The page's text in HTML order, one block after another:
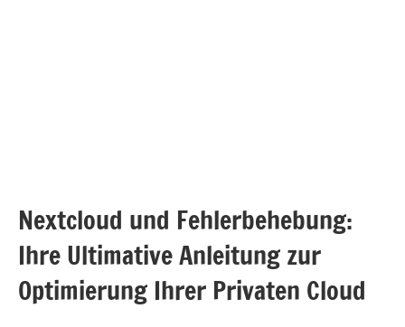
Nextcloud und Fehlerbehebung:
Ihre Ultimative Anleitung zur
Optimierung Ihrer Privaten Cloud